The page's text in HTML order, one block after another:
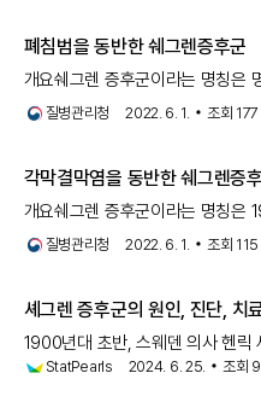
폐침범을 동반한 쉐그렌증후군
개요쉐그렌 증후군이라는 명칭은
류마티스 관절염이 동반되어 나타
질병관리청 2022. 6. 1. 조회 177
각막결막염을 동반한 쉐그렌증
개요쉐그렌 증후군이라는 명칭은
관절염 환자에서 처음으로 보고한
질병관리청 2022. 6. 1. 조회 115
셰그렌 증후군의 원인, 진단, 치
1900년대 초반, 스웨덴 의사 헨
건조한 여성들을 처음으로 설명했습
StatPearls 2024. 6. 25. 조회